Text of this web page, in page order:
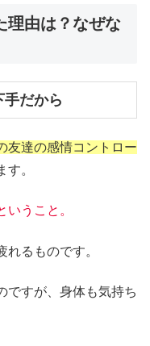
理由は？なぜな
だから
友達の感情コントロー
す。
うこと。
るものです。
ですが、身体も気持ち